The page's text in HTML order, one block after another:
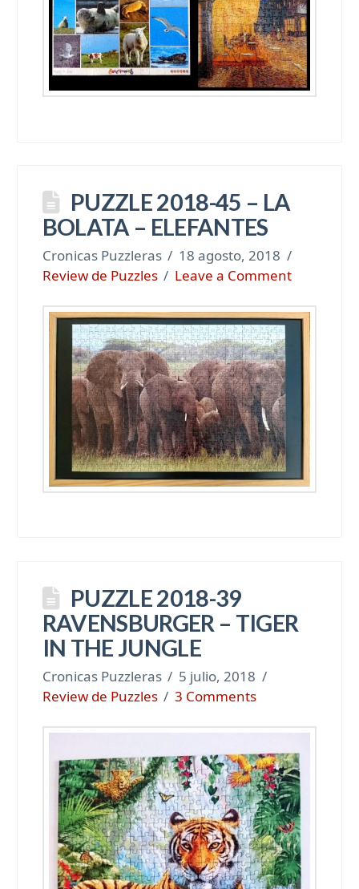
PUZZLE 2018-45 – LA
BOLATA – ELEFANTES
Cronicas Puzzleras
18 agosto, 2018
Review de Puzzles
Leave a Comment
PUZZLE 2018-39
RAVENSBURGER – TIGER
IN THE JUNGLE
Cronicas Puzzleras
5 julio, 2018
Review de Puzzles
3 Comments